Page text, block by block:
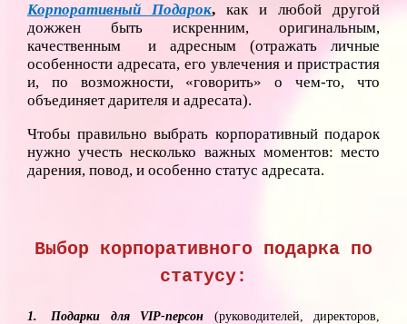
Корпоративный Подарок, как и любой другой
дожжен быть искренним, оригинальным,
качественным и адресным (отражать личные
особенности адресата, его увлечения и пристрастия
и, по возможности, «говорить» о чем-то, что
объединяет дарителя и адресата).
Чтобы правильно выбрать корпоративный подарок
нужно учесть несколько важных моментов: место
дарения, повод, и особенно статус адресата.
Выбор корпоративного подарка по
статусу:
1. Подарки для VIP-персон (руководителей, директоров,